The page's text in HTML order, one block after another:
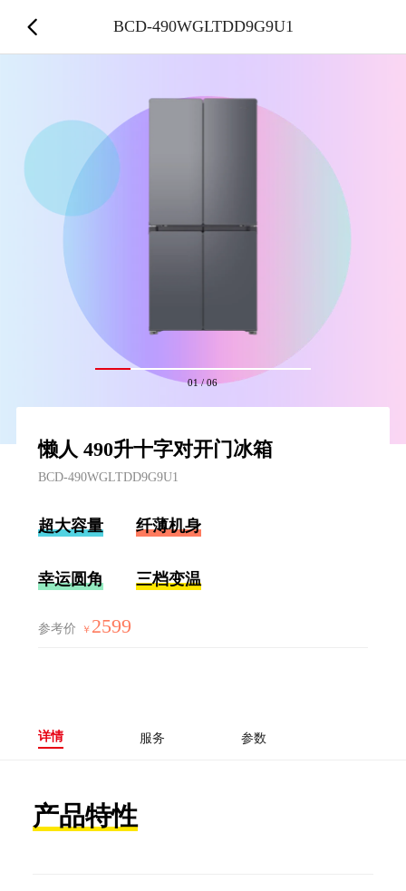
01/06
懒人 490升十字对开门冰箱
BCD-490WGLTDD9G9U1
超大容量 纤薄机身
幸运圆角 三档变温
参考价 ￥ 2599
详情 服务 参数
产品特性
BCD-490WGLTDD9G9U1